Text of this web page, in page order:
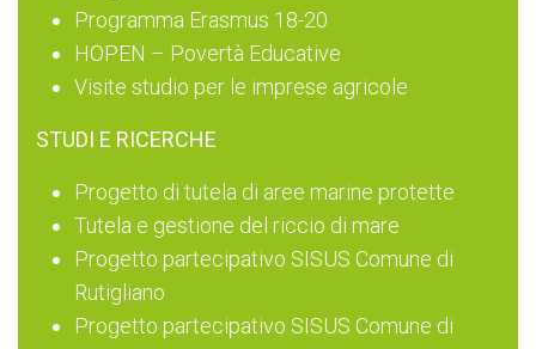
Programma Erasmus 18-20
HOPEN – Povertà Educative
Visite studio per le imprese agricole
STUDI E RICERCHE
Progetto di tutela di aree marine protette
Tutela e gestione del riccio di mare
Progetto partecipativo SISUS Comune di
Rutigliano
Progetto partecipativo SISUS Comune di